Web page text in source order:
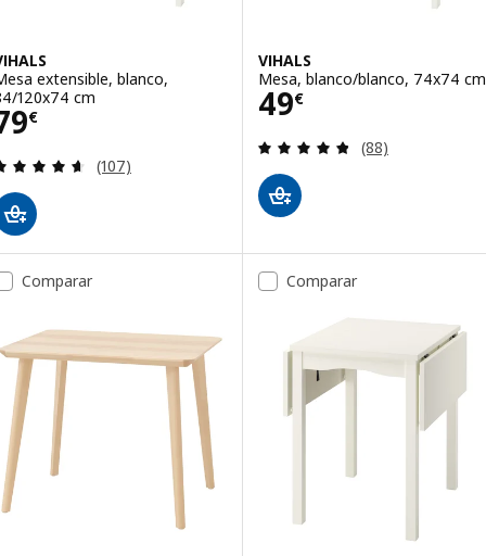
extensible, blanco,
120x74 cm
€ 79€
Revisa: 4.6 de 5 estrellas. Total opiniones:
(107)
VIHALS
Mesa, blanco/blanco, 74x74 cm
49€
Precio 49€
Revisa: 4.8 de
(88)
Comparar Comparar